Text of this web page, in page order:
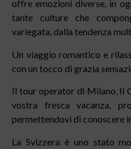
offre emozioni diverse, in
tante culture che
variegata, dalla tendenza
Un viaggio romantico e
con un tocco di grazia
Il tour operator di Milano, Il
vostra fresca vacanza,
permettendovi di conoscere
La Svizzera è uno stato